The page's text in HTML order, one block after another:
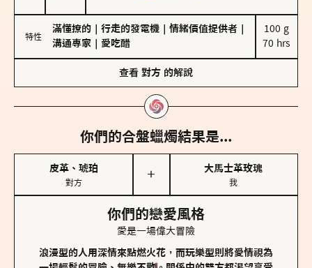
特性
滿懂撩的 行走的發電機 情緒價值提供者
溝通專家
愛吃醋
100 g
70 hrs
查看 對方 的解說
你們的合盤蠟燭結果是...
皮革、琥珀
對方
＋
大馬士革玫瑰
我
你們的戀愛風格
愛是一場偉大冒險
浪漫型的人用深情來點燃火花，而玩樂型則將愛情視為